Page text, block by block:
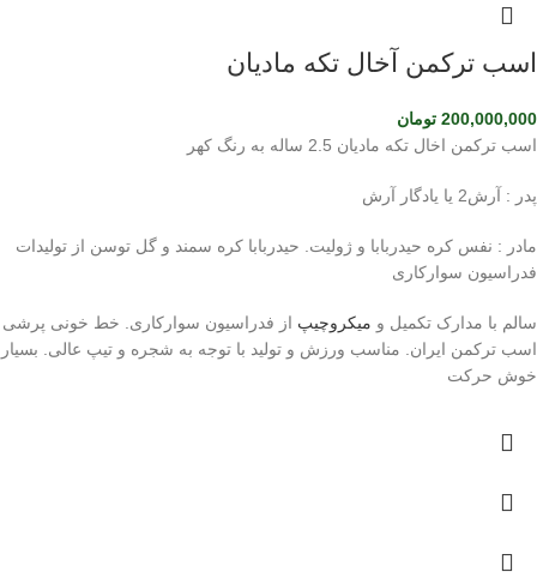
اسب ترکمن آخال تکه مادیان
200,000,000 تومان
اسب ترکمن اخال تکه مادیان 2.5 ساله به رنگ کهر
پدر : آرش2 یا یادگار آرش
مادر : نفس کره حیدربابا و ژولیت. حیدربابا کره سمند و گل توسن از تولیدات
فدراسیون سوارکاری
سالم با مدارک تکمیل و میکروچیپ از فدراسیون سوارکاری. خط خونی پرشی
اسب ترکمن ایران. مناسب ورزش و تولید با توجه به شجره و تیپ عالی. بسیار
خوش حرکت